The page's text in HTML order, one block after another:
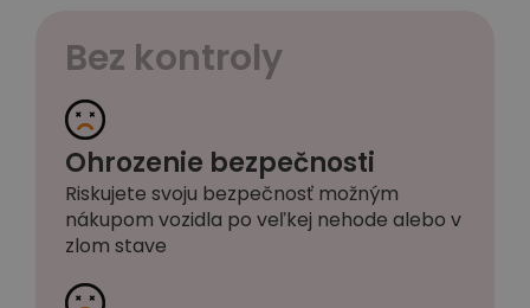
Bez kontroly
Ohrozenie bezpečnosti
Riskujete svoju bezpečnosť možným
nákupom vozidla po veľkej nehode alebo v
zlom stave